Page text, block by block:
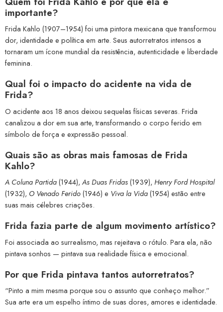
importante?
Frida Kahlo (1907–1954) foi uma pintora mexicana que transformou
dor, identidade e política em arte. Seus autorretratos intensos a
tornaram um ícone mundial da resistência, autenticidade e liberdade
feminina.
Qual foi o impacto do acidente na vida de
Frida?
O acidente aos 18 anos deixou sequelas físicas severas. Frida
canalizou a dor em sua arte, transformando o corpo ferido em
símbolo de força e expressão pessoal.
Quais são as obras mais famosas de Frida
Kahlo?
A Coluna Partida(1944), As Duas Fridas(1939), Henry Ford Hospital
(1932), O Venado Ferido(1946) e Viva la Vida(1954) estão entre
suas mais célebres criações.
Frida fazia parte de algum movimento artístico?
Foi associada ao surrealismo, mas rejeitava o rótulo. Para ela, não
pintava sonhos — pintava sua realidade física e emocional.
Por que Frida pintava tantos autorretratos?
“Pinto a mim mesma porque sou o assunto que conheço melhor.”
Sua arte era um espelho íntimo de suas dores, amores e identidade.